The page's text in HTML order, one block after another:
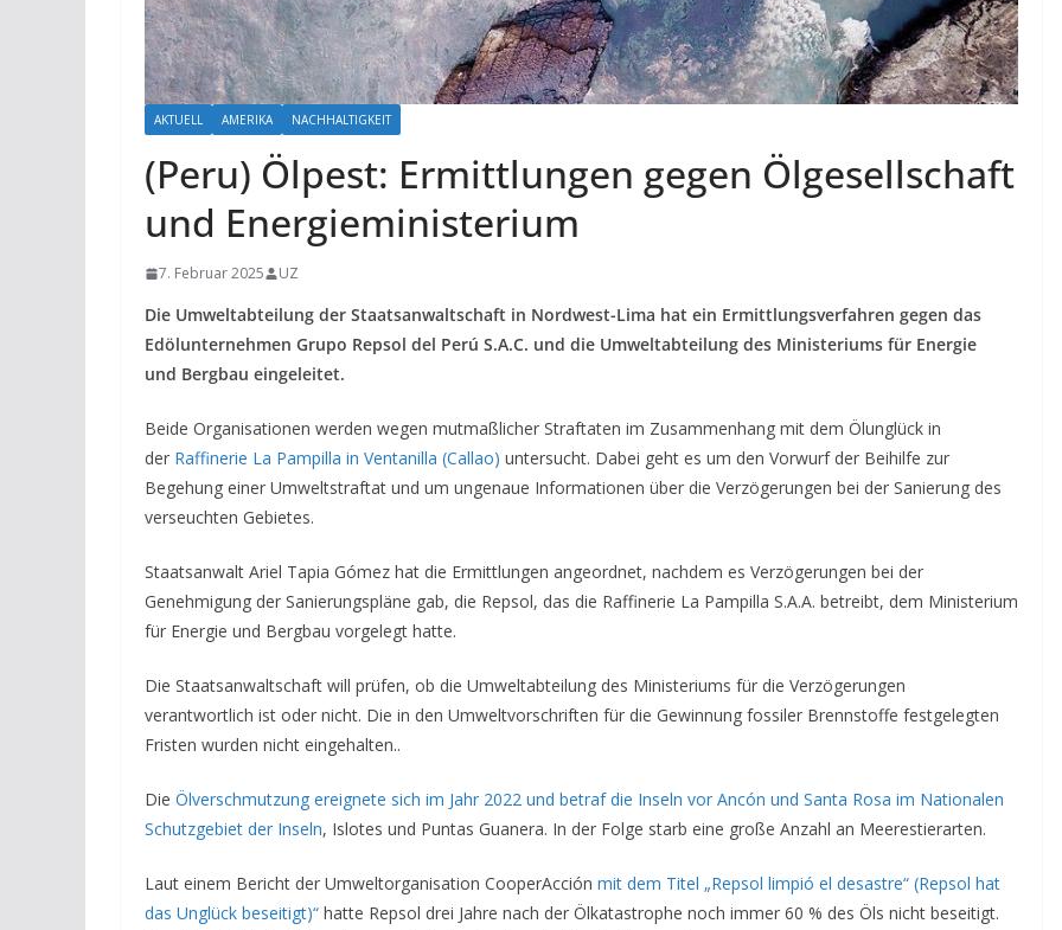
AKTUELL AMERIKA NACHHALTIGKEIT
(Peru) Ölpest: Ermittlungen gegen Ölgesellschaft
und Energieministerium
7. Februar 2025 UZ
Die Umweltabteilung der Staatsanwaltschaft in Nordwest-Lima hat ein Ermittlungsverfahren gegen das
Edölunternehmen Grupo Repsol del Perú S.A.C. und die Umweltabteilung des Ministeriums für Energie
und Bergbau eingeleitet.
Beide Organisationen werden wegen mutmaßlicher Straftaten im Zusammenhang mit dem Ölunglück in
der Raffinerie La Pampilla in Ventanilla (Callao) untersucht. Dabei geht es um den Vorwurf der Beihilfe zur
Begehung einer Umweltstraftat und um ungenaue Informationen über die Verzögerungen bei der Sanierung des
verseuchten Gebietes.
Staatsanwalt Ariel Tapia Gómez hat die Ermittlungen angeordnet, nachdem es Verzögerungen bei der
Genehmigung der Sanierungspläne gab, die Repsol, das die Raffinerie La Pampilla S.A.A. betreibt, dem Ministerium
für Energie und Bergbau vorgelegt hatte.
Die Staatsanwaltschaft will prüfen, ob die Umweltabteilung des Ministeriums für die Verzögerungen
verantwortlich ist oder nicht. Die in den Umweltvorschriften für die Gewinnung fossiler Brennstoffe festgelegten
Fristen wurden nicht eingehalten..
Die Ölverschmutzung ereignete sich im Jahr 2022 und betraf die Inseln vor Ancón und Santa Rosa im Nationalen
Schutzgebiet der Inseln, Islotes und Puntas Guanera. In der Folge starb eine große Anzahl an Meerestierarten.
Laut einem Bericht der Umweltorganisation CooperAcción mit dem Titel „Repsol limpió el desastre“ (Repsol hat
das Unglück beseitigt)“ hatte Repsol drei Jahre nach der Ölkatastrophe noch immer 60 % des Öls nicht beseitigt.